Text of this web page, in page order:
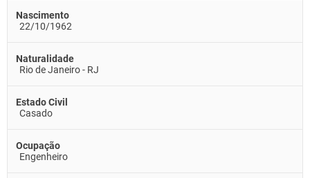
Nascimento
22/10/1962
Naturalidade
Rio de Janeiro - RJ
Estado Civil
Casado
Ocupação
Engenheiro